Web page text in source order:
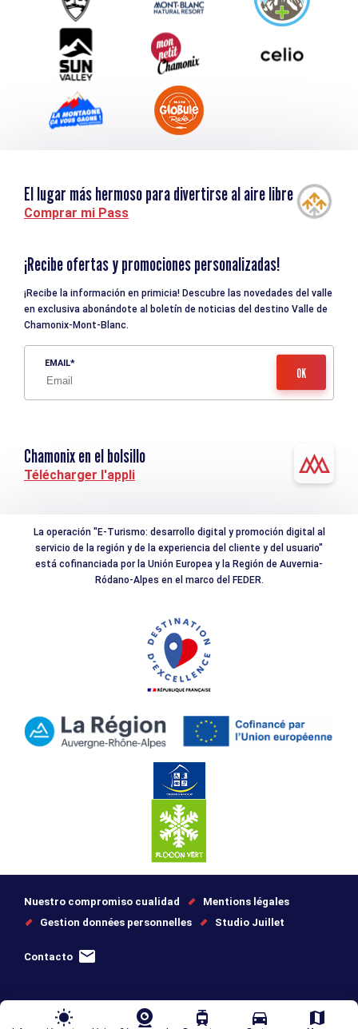
Descargar
Turismo y discapacidad
El lugar más hermoso para divertirse al aire libre
Comprar mi Pass
¡Recibe ofertas y promociones personalizadas!
¡Recibe la información en primicia! Descubre las novedades del valle
en exclusiva abonándote al boletín de noticias del destino Valle de
Chamonix-Mont-Blanc.
EMAIL
Chamonix en el bolsillo
Télécharger l'appli
La operación "E-Turismo: desarrollo digital y promoción digital al
servicio de la región y de la experiencia del cliente y del usuario"
está cofinanciada por la Unión Europea y la Región de Auvernia-
Ródano-Alpes en el marco del FEDER.
Nuestro compromiso cualidad
Mentions légales
Gestion données personnelles
Studio Juillet
Contacto
wb_sunny tram directions_car map